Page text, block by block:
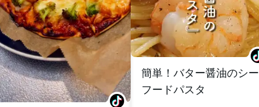
簡単！バター醤油のシー
フードパスタ